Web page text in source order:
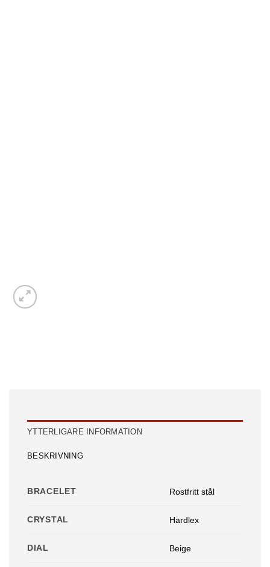
YTTERLIGARE INFORMATION
BESKRIVNING
BRACELET Rostfritt stål
CRYSTAL Hardlex
DIAL Beige